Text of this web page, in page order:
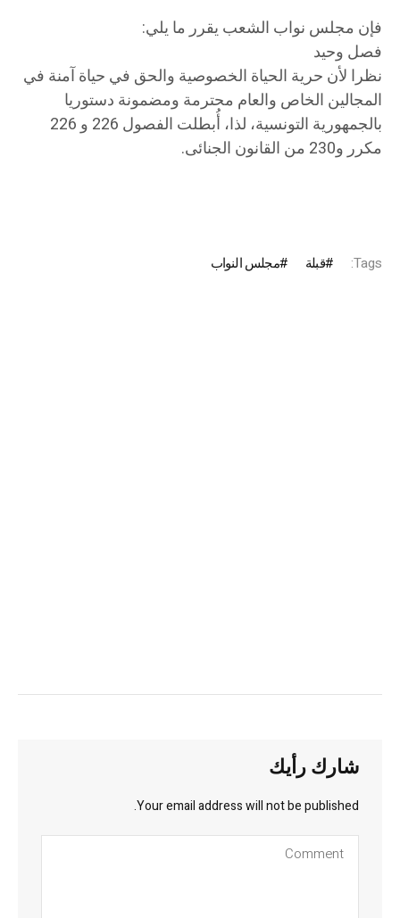
فإن مجلس نواب الشعب يقرر ما يلي:
فصل وحيد
نظرا لأن حرية الحياة الخصوصية والحق في حياة آمنة في
المجالين الخاص والعام محترمة ومضمونة دستوريا
بالجمهورية التونسية، لذا، أُبطلت الفصول 226 و 226
مكرر و230 من القانون الجنائى.
Tags: قبلة مجلس النواب
شارك رأيك
Your email address will not be published.